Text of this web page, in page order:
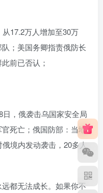
17.2万人增加至30万
；美国务卿指责俄防长
前已否认；
，俄袭击乌国家安全局
死亡；俄国防部：当地
境内发动袭击，20多人
远都无法成长。如果你不